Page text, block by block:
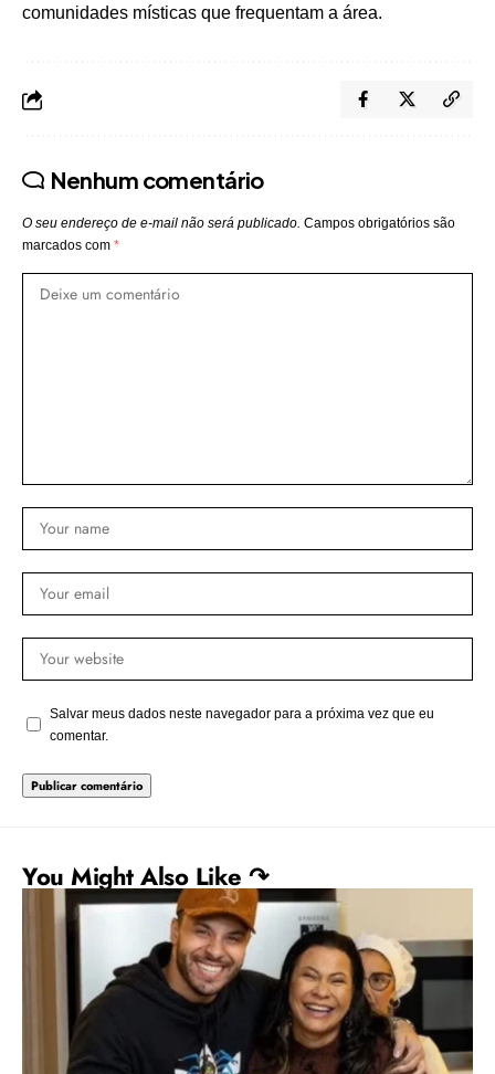
comunidades místicas que frequentam a área.
Nenhum comentário
O seu endereço de e-mail não será publicado. Campos obrigatórios são
marcados com *
Salvar meus dados neste navegador para a próxima vez que eu
comentar.
You Might Also Like ↷